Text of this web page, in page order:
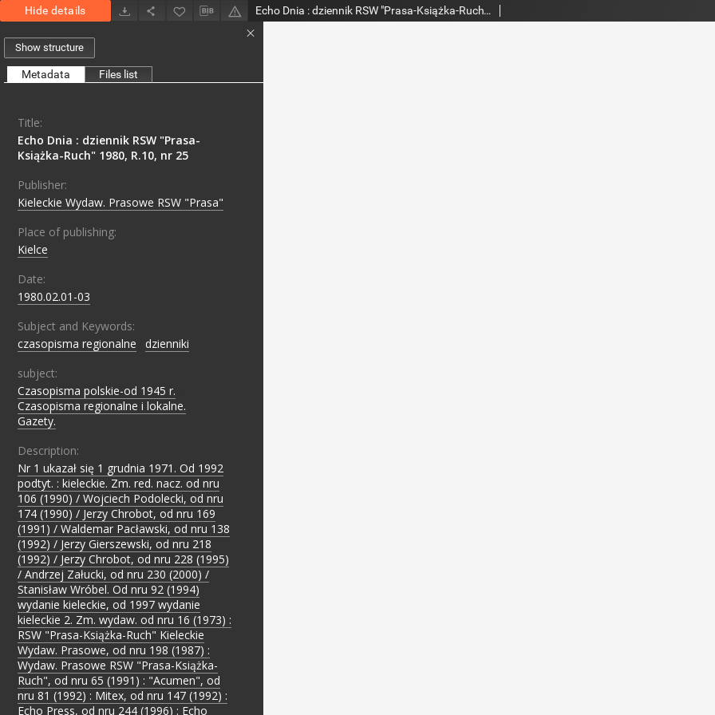
Hide details Echo Dnia : dziennik RSW "Prasa-Książka-Ruch" 1980, R.10, nr 25
Show structure
Metadata Files list
Title:
Echo Dnia : dziennik RSW "Prasa-
Książka-Ruch" 1980, R.10, nr 25
Publisher:
Kieleckie Wydaw. Prasowe RSW "Prasa"
Place of publishing:
Kielce
Date:
1980.02.01-03
Subject and Keywords:
czasopisma regionalne
dzienniki
subject:
Czasopisma polskie-od 1945 r.
Czasopisma regionalne i lokalne.
Gazety.
Description:
Nr 1 ukazał się 1 grudnia 1971. Od 1992
podtyt. : kieleckie. Zm. red. nacz. od nru
106 (1990) / Wojciech Podolecki, od nru
174 (1990) / Jerzy Chrobot, od nru 169
(1991) / Waldemar Pacławski, od nru 138
(1992) / Jerzy Gierszewski, od nru 218
(1992) / Jerzy Chrobot, od nru 228 (1995)
/ Andrzej Załucki, od nru 230 (2000) /
Stanisław Wróbel. Od nru 92 (1994)
wydanie kieleckie, od 1997 wydanie
kieleckie 2. Zm. wydaw. od nru 16 (1973) :
RSW "Prasa-Książka-Ruch" Kieleckie
Wydaw. Prasowe, od nru 198 (1987) :
Wydaw. Prasowe RSW "Prasa-Książka-
Ruch", od nru 65 (1991) : "Acumen", od
nru 81 (1992) : Mitex, od nru 147 (1992) :
Echo Press, od nru 244 (1996) : Echo